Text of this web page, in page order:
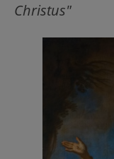
Christus"